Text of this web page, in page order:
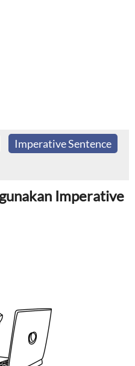
Imperative Sentence
Imperative